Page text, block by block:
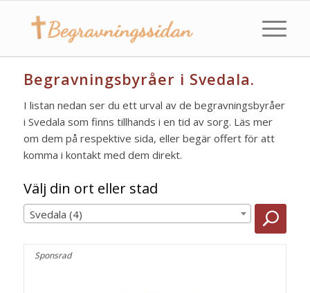
Begravningsbyråer i Svedala.
I listan nedan ser du ett urval av de begravningsbyråer
i Svedala som finns tillhands i en tid av sorg. Läs mer
om dem på respektive sida, eller begär offert för att
komma i kontakt med dem direkt.
Välj din ort eller stad
Svedala (4)
Sponsrad